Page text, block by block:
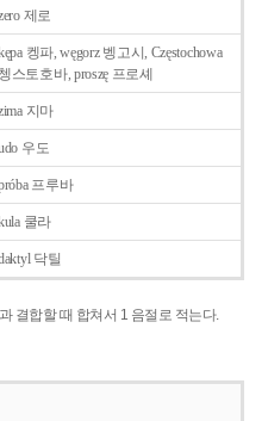
제로
켕파, węgorz 벵고시, Częstochowa
쳉스토호바, proszę 프로셰
지마
우도
프루바
쿨라
닥틸
결합할 때 합쳐서 1 음절로 적는다.